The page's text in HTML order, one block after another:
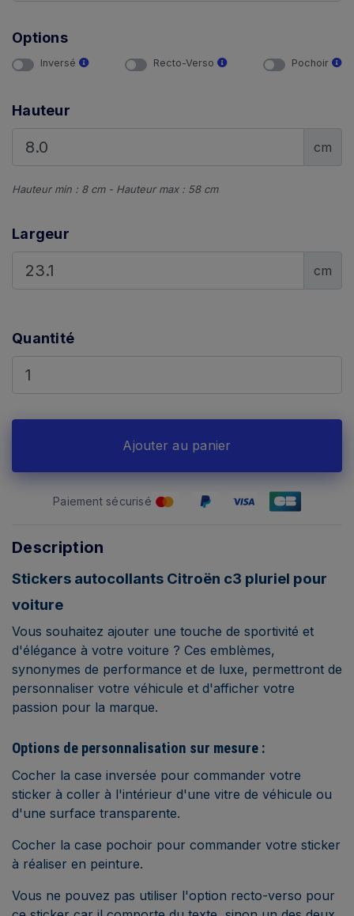
Options
Inversé Recto-Verso Pochoir
Hauteur
cm
Hauteur min : 8 cm - Hauteur max : 58 cm
Largeur
cm
Quantité
Ajouter au panier
Paiement sécurisé
Description
Stickers autocollants Citroën c3 pluriel pour
voiture
Vous souhaitez ajouter une touche de sportivité et
d'élégance à votre voiture ? Ces emblèmes,
synonymes de performance et de luxe, permettront de
personnaliser votre véhicule et d'afficher votre
passion pour la marque.
Options de personnalisation sur mesure :
Cocher la case inversée pour commander votre
sticker à coller à l'intérieur d'une vitre de véhicule ou
d'une surface transparente.
Cocher la case pochoir pour commander votre sticker
à réaliser en peinture.
Vous ne pouvez pas utiliser l'option recto-verso pour